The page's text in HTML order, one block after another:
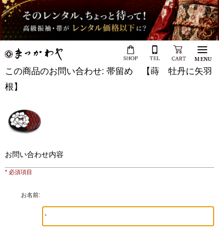
MENU
この商品のお問い合わせ: 帯留め 【蒔 牡丹に矢羽
根】
お問い合わせ内容
* 必須項目
お名前: